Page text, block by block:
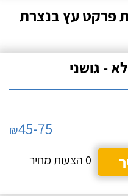
פרקט עץ בנצרת
- גושני
₪45-75
0 הצעות מחיר